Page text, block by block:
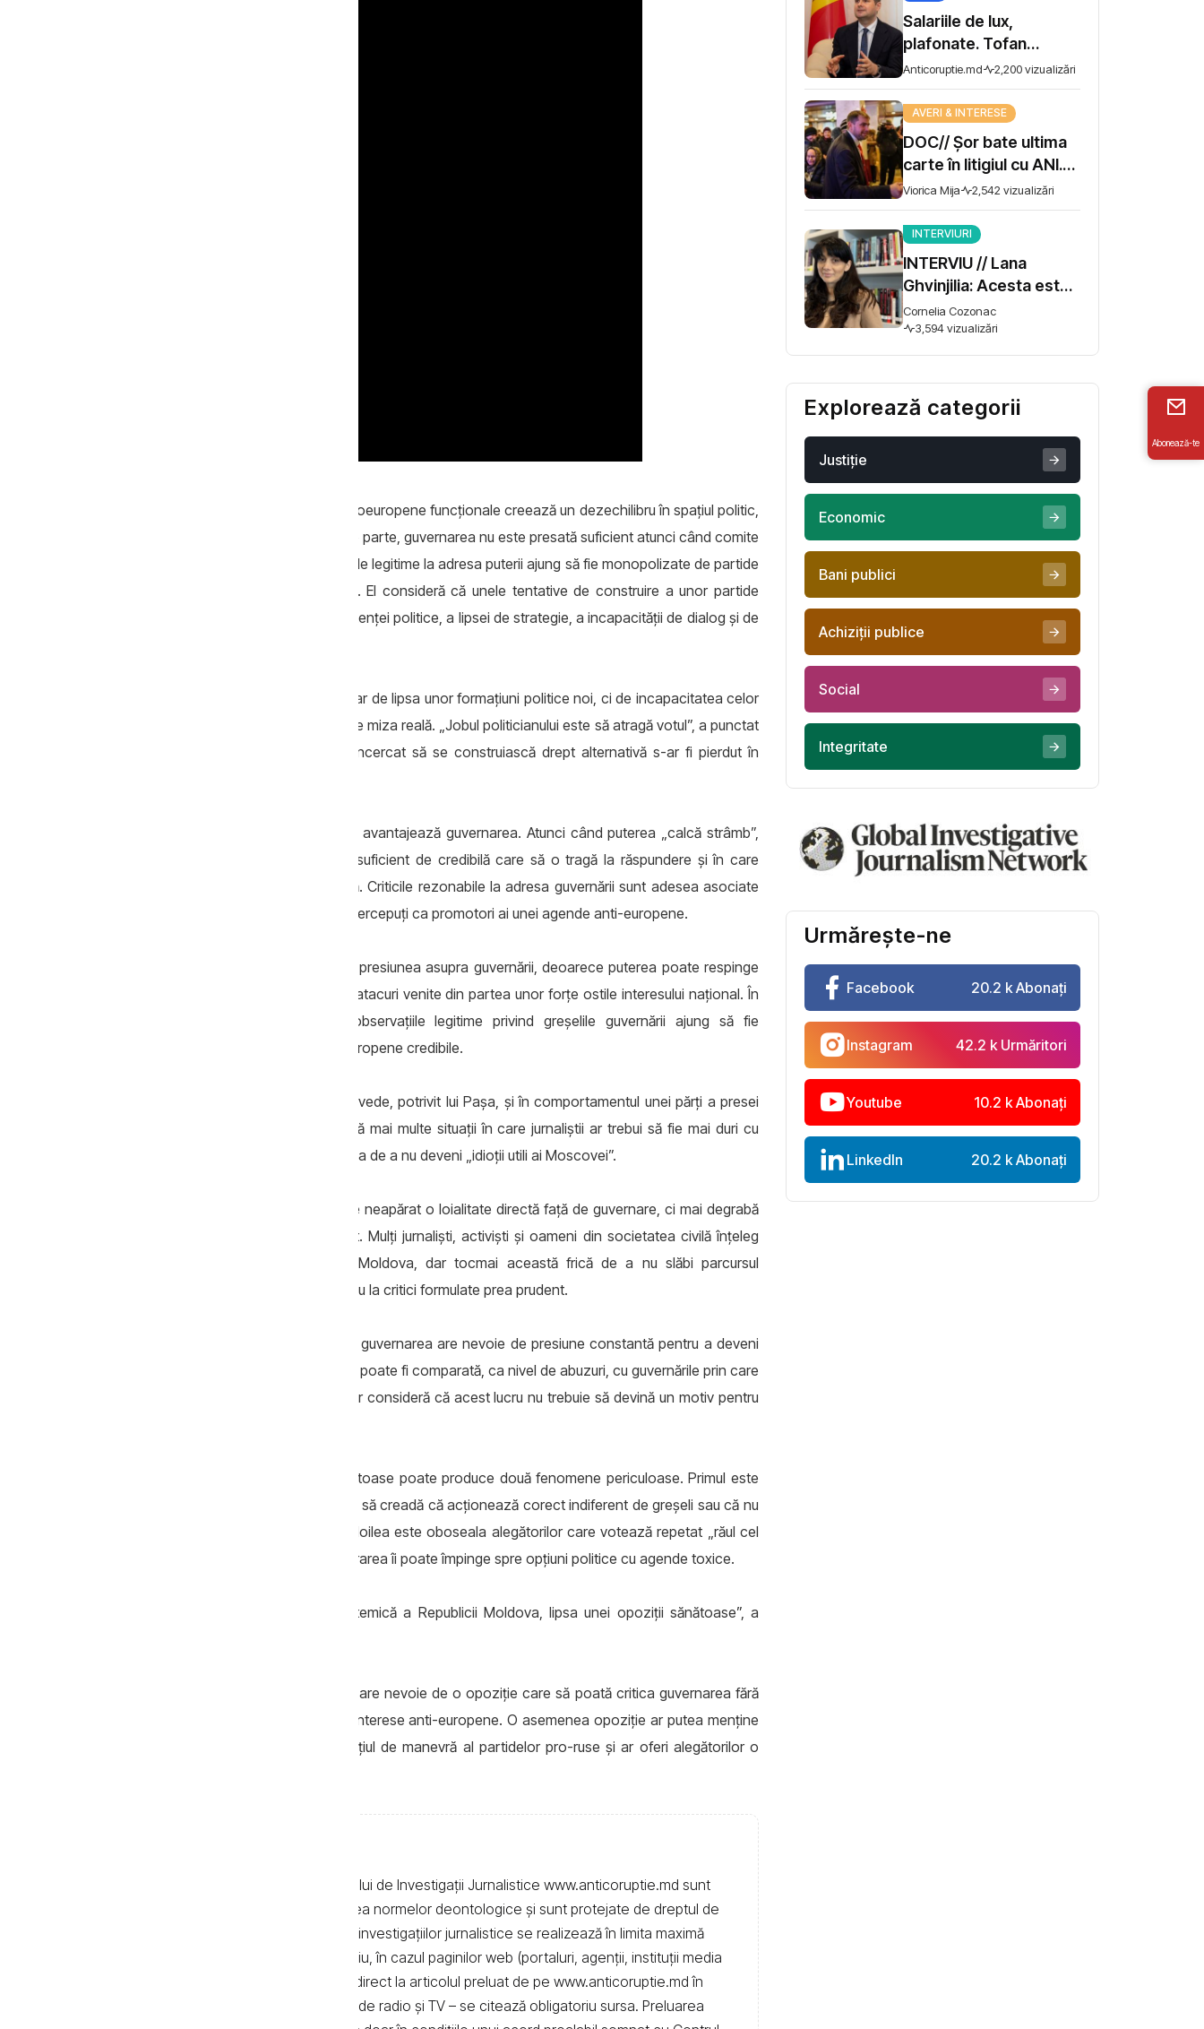
Potrivit lui Pașa, absența unei opoziții proeuropene funcționale creează un dezechilibru în spațiul politic,
iar acest lucru are efecte în lanț. Pe de o parte, guvernarea nu este presată suficient atunci când comite
erori sau abuzuri. Pe de altă parte, criticile legitime la adresa puterii ajung să fie monopolizate de partide
sau politicieni cu agende problematice. El consideră că unele tentative de construire a unor partide
alternative au eșuat din cauza incompetenței politice, a lipsei de strategie, a incapacității de dialog și de
Expertul susține că problema nu ține doar de lipsa unor formațiuni politice noi, ci de incapacitatea celor
care și-au asumat acest rol de a înțelege miza reală. „Jobul politicianului este să atragă votul”, a punctat
Pașa, explicând că partidele care au încercat să se construiască drept alternativă s-ar fi pierdut în
În opinia sa, lipsa unei opoziții credibile avantajează guvernarea. Atunci când puterea „calcă strâmb”,
spune Pașa, nu există o forță politică suficient de credibilă care să o tragă la răspundere și în care
cetățenii să vadă o alternativă obiectivă. Criticile rezonabile la adresa guvernării sunt adesea asociate
cu politicieni compromiși sau cu actori percepuți ca promotori ai unei agende anti-europene.
Pașa afirmă că această situație reduce presiunea asupra guvernării, deoarece puterea poate respinge
mai ușor criticile, prezentându-le drept atacuri venite din partea unor forțe ostile interesului național. În
acest fel, spune expertul, chiar și observațiile legitime privind greșelile guvernării ajung să fie
contaminate de lipsa unei opoziții proeuropene credibile.
Un alt efect al acestei vulnerabilități se vede, potrivit lui Pașa, și în comportamentul unei părți a presei
independente. Expertul susține că există mai multe situații în care jurnaliștii ar trebui să fie mai duri cu
guvernarea, dar ezită să o facă din teama de a nu deveni „idioții utili ai Moscovei”.
Pașa spune că această reținere nu este neapărat o loialitate directă față de guvernare, ci mai degrabă
rezultatul unui context politic complicat. Mulți jurnaliști, activiști și oameni din societatea civilă înțeleg
riscurile geopolitice pentru Republica Moldova, dar tocmai această frică de a nu slăbi parcursul
european poate duce la autocenzură sau la critici formulate prea prudent.
În același timp, expertul avertizează că guvernarea are nevoie de presiune constantă pentru a deveni
mai bună. El admite că actuala putere nu poate fi comparată, ca nivel de abuzuri, cu guvernările prin care
a trecut anterior Republica Moldova, dar consideră că acest lucru nu trebuie să devină un motiv pentru
Potrivit lui Pașa, lipsa unei opoziții sănătoase poate produce două fenomene periculoase. Primul este
relaxarea guvernanților, care pot ajunge să creadă că acționează corect indiferent de greșeli sau că nu
vor răspunde politic pentru abuzuri. Al doilea este oboseala alegătorilor care votează repetat „răul cel
mai mic”, până în momentul în care frustrarea îi poate împinge spre opțiuni politice cu agende toxice.
„Este o problemă, o vulnerabilitate sistemică a Republicii Moldova, lipsa unei opoziții sănătoase”, a
În opinia expertului, Republica Moldova are nevoie de o opoziție care să poată critica guvernarea fără
să fie suspectată de promovarea unor interese anti-europene. O asemenea opoziție ar putea menține
presiunea asupra puterii, ar reduce spațiul de manevră al partidelor pro-ruse și ar oferi alegătorilor o
Textele de pe pagina web a Centrului de Investigații Jurnalistice www.anticoruptie.md sunt
realizate de jurnaliști, cu respectarea normelor deontologice și sunt protejate de dreptul de
autor. Preluarea textelor știrilor și a investigațiilor jurnalistice se realizează în limita maximă
de 500 de semne. În mod obligatoriu, în cazul paginilor web (portaluri, agenții, instituţii media
sau bloguri) trebuie indicat şi linkul direct la articolul preluat de pe www.anticoruptie.md în
primul alineat, iar în cazul posturilor de radio și TV – se citează obligatoriu sursa. Preluarea
Salariile de lux,
plafonate. Tofan
propune moratoriu
pentru prime și
bonusuri
Anticoruptie.md 2,200 vizualizări
AVERI & INTERESE
DOC// Șor bate ultima
carte în litigiul cu ANI.
Miza - 10 milioane de lei
Viorica Mija 2,542 vizualizări
INTERVIURI
INTERVIU // Lana
Ghvinjilia: Acesta este
și războiul nostru. Fără
victoria Ucrainei,
Georgia nu se poate
Cornelia Cozonac
3,594 vizualizări
Explorează categorii
Justiţie
Economic
Bani publici
Achiziţii publice
Social
Integritate
Urmărește-ne
Facebook 20.2 k Abonați
Instagram 42.2 k Urmăritori
Youtube 10.2 k Abonați
LinkedIn 20.2 k Abonați
Abonează-te